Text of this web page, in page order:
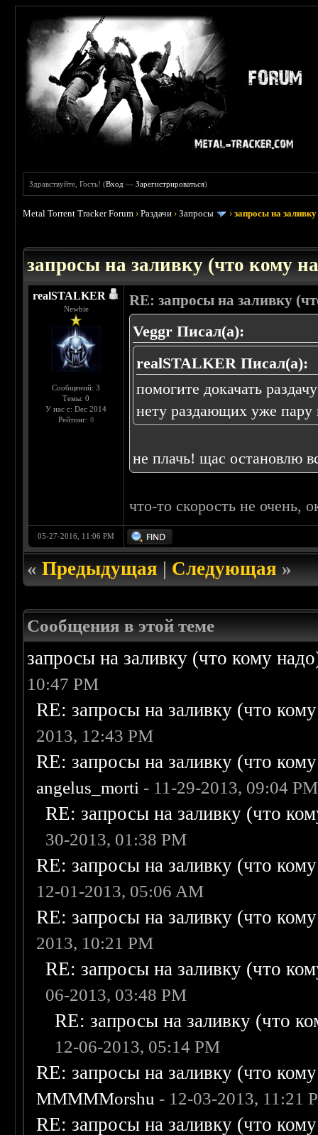
Здравствуйте, Гость! (Вход —Зарегистрироваться)
Metal Torrent Tracker Forum ›Раздачи ›Запросы ›запросы на
запросы на заливку (что кому
realSTALKER
Newbie
Сообщений: 3
Темы: 0
У нас с: Dec 2014
Рейтинг: 0
RE: запросы на заливку
Veggr Писал(а):
realSTALKER Писал(а):
помогите докачать
нету раздающих уже пару
не плачь! щас остановлю
что-то скорость не очень,
05-27-2016, 11:06 PM
«Предыдущая|Следующая»
Сообщения в этой теме
запросы на заливку (что кому
10:47 PM
RE: запросы на заливку (что
2013, 12:43 PM
RE: запросы на заливку (что
angelus_morti - 11-29-2013, 09:04 PM
RE: запросы на заливку (что
30-2013, 01:38 PM
RE: запросы на заливку (что
12-01-2013, 05:06 AM
RE: запросы на заливку (что
2013, 10:21 PM
RE: запросы на заливку (что
06-2013, 03:48 PM
RE: запросы на заливку (что
12-06-2013, 05:14 PM
RE: запросы на заливку (что
MMMMMorshu - 12-03-2013, 11:21
RE: запросы на заливку (что